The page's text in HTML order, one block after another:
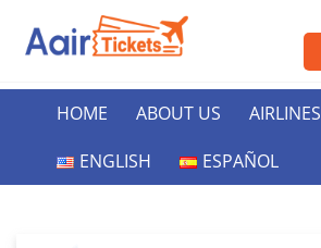
HOME ABOUT US AIRLINES
ENGLISH
ESPAÑOL